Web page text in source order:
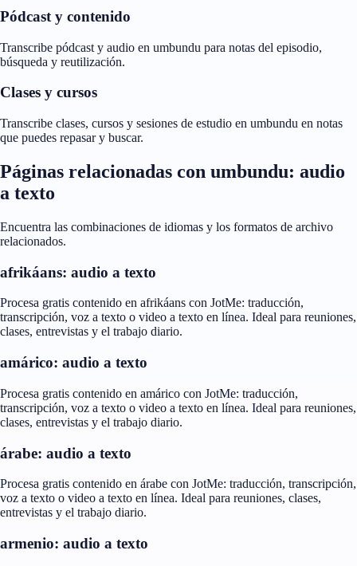
Pódcast y contenido
Transcribe pódcast y audio en umbundu para notas del episodio,
búsqueda y reutilización.
Clases y cursos
Transcribe clases, cursos y sesiones de estudio en umbundu en notas
que puedes repasar y buscar.
Páginas relacionadas con umbundu: audio
a texto
Encuentra las combinaciones de idiomas y los formatos de archivo
relacionados.
afrikáans: audio a texto
Procesa gratis contenido en afrikáans con JotMe: traducción,
transcripción, voz a texto o video a texto en línea. Ideal para reuniones,
clases, entrevistas y el trabajo diario.
amárico: audio a texto
Procesa gratis contenido en amárico con JotMe: traducción,
transcripción, voz a texto o video a texto en línea. Ideal para reuniones,
clases, entrevistas y el trabajo diario.
árabe: audio a texto
Procesa gratis contenido en árabe con JotMe: traducción, transcripción,
voz a texto o video a texto en línea. Ideal para reuniones, clases,
entrevistas y el trabajo diario.
armenio: audio a texto